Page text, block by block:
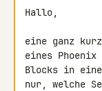
Hallo,
eine ganz
eines Phoenix
Blocks in
nur, welche